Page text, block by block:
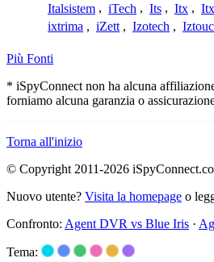
Italsistem , iTech , Its , Itx ,
ixtrima , iZett , Izotech ,
Più Fonti
* iSpyConnect non ha alcuna
forniamo alcuna garanzia o
Torna all'inizio
© Copyright 2011-2026
Nuovo utente? Visita la homepage o
Confronto: Agent DVR vs Blue Iris ·
Tema: